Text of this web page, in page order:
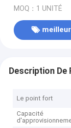
avec le
MOQ：1 UNITÉ
Description De
Le point fort
Capacité